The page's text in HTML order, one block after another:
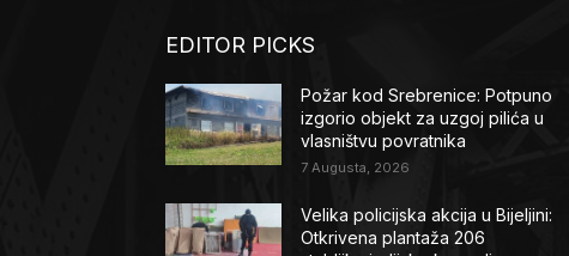
EDITOR PICKS
Požar kod Srebrenice: Potpuno
izgorio objekt za uzgoj pilića u
vlasništvu povratnika
7 Augusta, 2026
Velika policijska akcija u Bijeljini:
Otkrivena plantaža 206